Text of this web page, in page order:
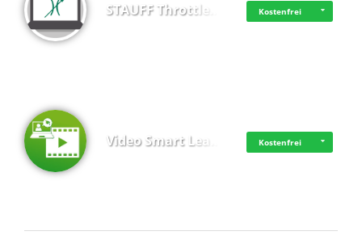
STAUFF Throttle… Kostenfrei
Video Smart Lea… Kostenfrei